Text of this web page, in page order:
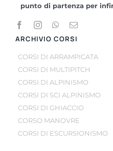
punto di partenza per
ARCHIVIO CORSI
CORSI DI ARRAMPICATA
CORSI DI MULTIPITCH
CORSI DI ALPINISMO
CORSI DI SCI ALPINISMO
CORSI DI GHIACCIO
CORSO MANOVRE
CORSI DI ESCURSIONISMO